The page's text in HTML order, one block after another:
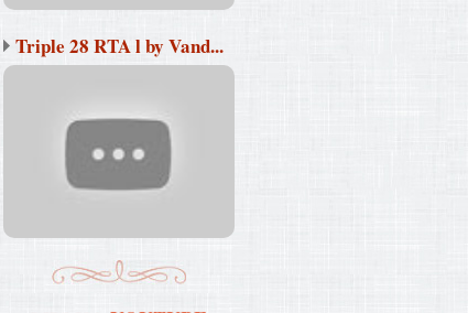
Triple 28 RTA l by Vand...